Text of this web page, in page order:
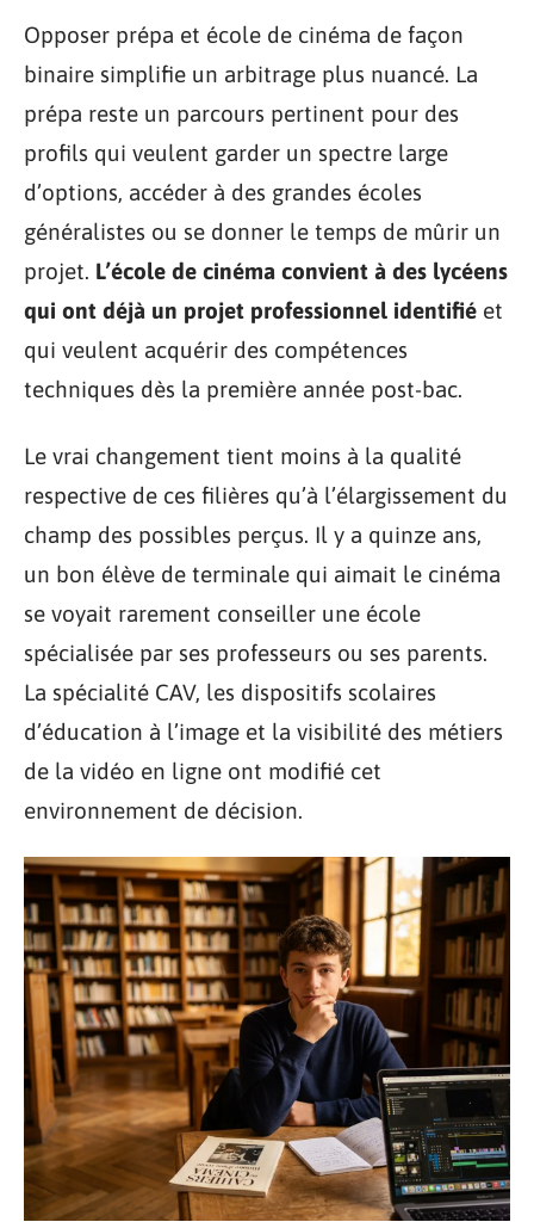
Opposer prépa et école de cinéma de façon
binaire simplifie un arbitrage plus nuancé. La
prépa reste un parcours pertinent pour des
profils qui veulent garder un spectre large
d’options, accéder à des grandes écoles
généralistes ou se donner le temps de mûrir un
projet. L’école de cinéma convient à des lycéens
qui ont déjà un projet professionnel identifié et
qui veulent acquérir des compétences
techniques dès la première année post-bac.
Le vrai changement tient moins à la qualité
respective de ces filières qu’à l’élargissement du
champ des possibles perçus. Il y a quinze ans,
un bon élève de terminale qui aimait le cinéma
se voyait rarement conseiller une école
spécialisée par ses professeurs ou ses parents.
La spécialité CAV, les dispositifs scolaires
d’éducation à l’image et la visibilité des métiers
de la vidéo en ligne ont modifié cet
environnement de décision.